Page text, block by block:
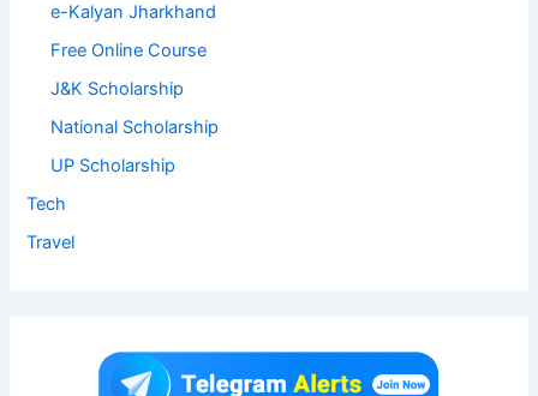
e-Kalyan Jharkhand
Free Online Course
J&K Scholarship
National Scholarship
UP Scholarship
Tech
Travel